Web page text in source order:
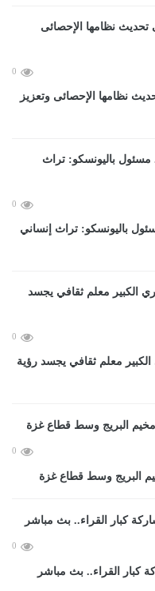
0
نظامها الإحصائى وتعزيز
0
باليونسكو: تراث إنساني
0
معلم ثقافي يجسد رؤية
0
البريج وسط قطاع غزة
0